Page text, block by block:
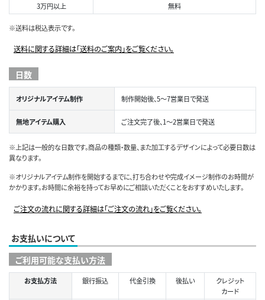
3万円以上
無料
※送料は税込表示です。
送料に関する詳細は「送料のご案内」をご覧ください。
日数
オリジナルアイテム制作 制作開始後、5～7営業日で発送
無地アイテム購入 ご注文完了後、1～2営業日で発送
※上記は一般的な日数です。商品の種類・数量、また加工するデザインによって必要日数は
異なります。
※オリジナルアイテム制作を開始するまでに、打ち合わせや完成イメージ制作のお時間が
かかります。お時間に余裕を持ってお早めにご相談いただくことをおすすめいたします。
ご注文の流れに関する詳細は「ご注文の流れ」をご覧ください。
お支払いについて
ご利用可能な支払い方法
お支払方法 銀行振込 代金引換 後払い
クレジット
カード